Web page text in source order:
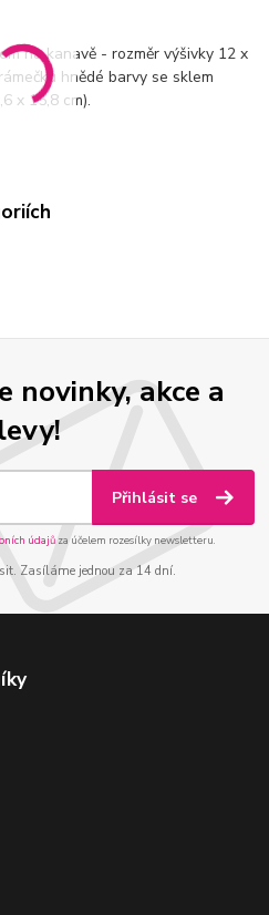
na kanavě - rozměr výšivky 12 x
hnědé barvy se sklem
x 15,8 cm).
novinky, akce a
Přihlásit se
údajůza účelem rozesílky newsletteru.
Zasíláme jednou za 14 dní.